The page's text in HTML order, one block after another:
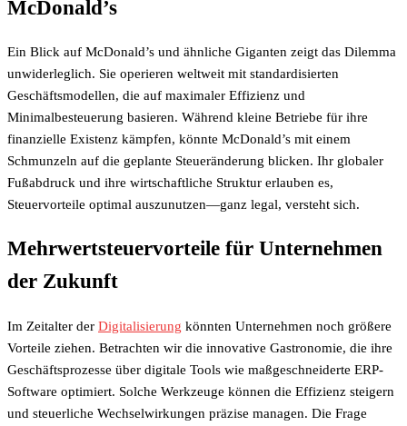
McDonald’s
Ein Blick auf McDonald’s und ähnliche Giganten zeigt das Dilemma
unwiderleglich. Sie operieren weltweit mit standardisierten
Geschäftsmodellen, die auf maximaler Effizienz und
Minimalbesteuerung basieren. Während kleine Betriebe für ihre
finanzielle Existenz kämpfen, könnte McDonald’s mit einem
Schmunzeln auf die geplante Steueränderung blicken. Ihr globaler
Fußabdruck und ihre wirtschaftliche Struktur erlauben es,
Steuervorteile optimal auszunutzen—ganz legal, versteht sich.
Mehrwertsteuervorteile für Unternehmen
der Zukunft
Im Zeitalter der Digitalisierung könnten Unternehmen noch größere
Vorteile ziehen. Betrachten wir die innovative Gastronomie, die ihre
Geschäftsprozesse über digitale Tools wie maßgeschneiderte ERP-
Software optimiert. Solche Werkzeuge können die Effizienz steigern
und steuerliche Wechselwirkungen präzise managen. Die Frage